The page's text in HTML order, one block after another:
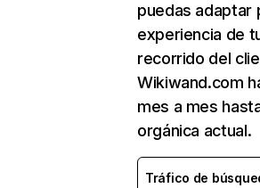
puedas adaptar
experiencia de
recorrido del
Wikiwand.com
mes a mes
orgánica actual.
Tráfico de